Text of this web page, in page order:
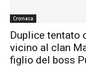
Cronaca
Duplice tentato
vicino al clan
figlio del boss